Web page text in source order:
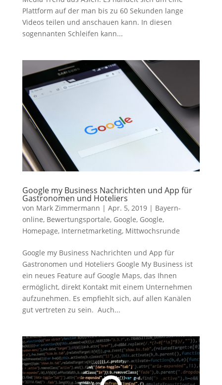
Plattform auf der man bis zu 60 Sekunden lange
Videos teilen und anschauen kann. In diesen
sogennanten Schleifen kann...
Google my Business Nachrichten und App für
Gastronomen und Hoteliers
von Mark Zimmermann | Apr. 5, 2019| Bayern-
online, Bewertungsportale, Google, Google,
Homepage, Internetmarketing, Mittwochsrunde
Google my Business Nachrichten und App für
Gastronomen und Hoteliers Google My Business ist
ein neues Feature auf Google Maps, das Ihnen
ermöglicht, direkt Kontakt mit einem Unternehmen
aufzunehmen. Es empfiehlt sich, auf allen Kanälen
gut vertreten zu sein. Auch...